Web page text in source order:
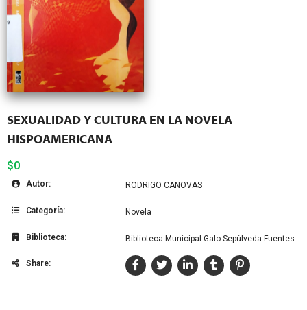
SEXUALIDAD Y CULTURA EN LA NOVELA
HISPOAMERICANA
$0
Autor: RODRIGO CANOVAS
Categoría: Novela
Biblioteca: Biblioteca Municipal Galo Sepúlveda Fuentes
Share: